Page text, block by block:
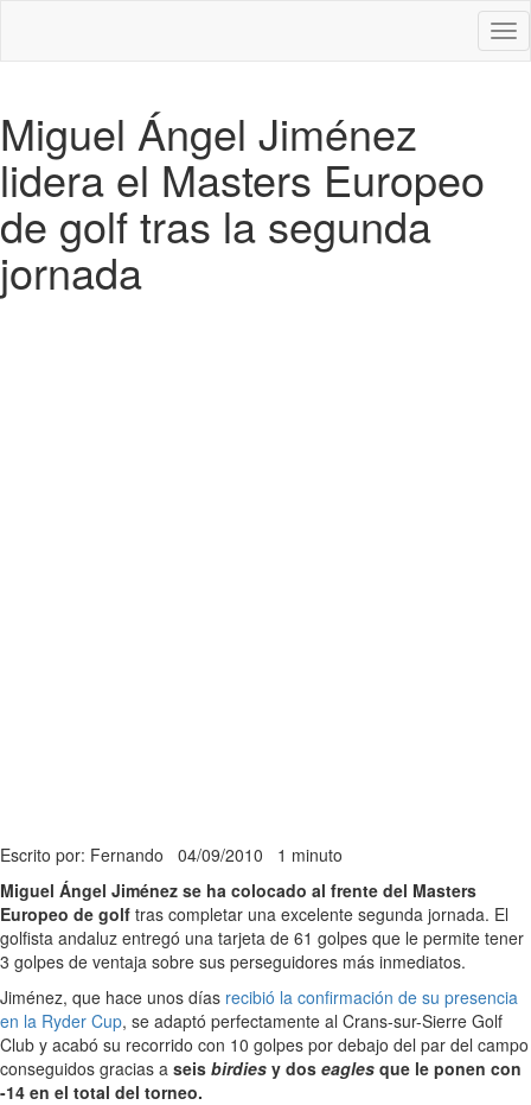
Miguel Ángel Jiménez
lidera el Masters Europeo
de golf tras la segunda
jornada
Escrito por: Fernando 04/09/2010 1 minuto
Miguel Ángel Jiménez se ha colocado al frente del Masters
Europeo de golf tras completar una excelente segunda jornada. El
golfista andaluz entregó una tarjeta de 61 golpes que le permite tener
3 golpes de ventaja sobre sus perseguidores más inmediatos.
Jiménez, que hace unos días recibió la confirmación de su presencia
en la Ryder Cup, se adaptó perfectamente al Crans-sur-Sierre Golf
Club y acabó su recorrido con 10 golpes por debajo del par del campo
conseguidos gracias a seis birdies y dos eagles que le ponen con
-14 en el total del torneo.